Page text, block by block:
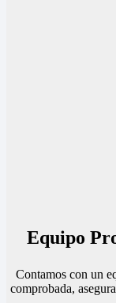
Equipo
Contamos con un
comprobada,